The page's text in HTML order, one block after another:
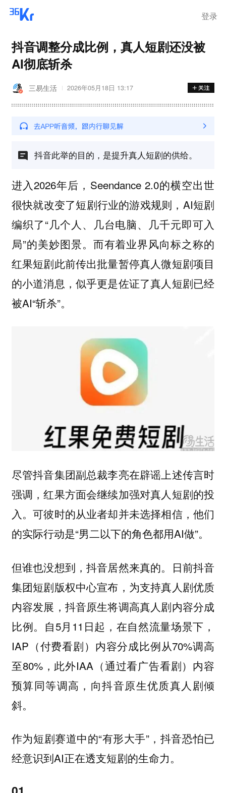
登录
抖音调整分成比例，真人短剧还没被
AI彻底斩杀
三易生活 2026年05月18日 13:17
抖音此举的目的，是提升真人短剧的供给。
进入2026年后，Seendance 2.0的横空出世
很快就改变了短剧行业的游戏规则，AI短剧
编织了“几个人、几台电脑、几千元即可入
局”的美妙图景。而有着业界风向标之称的
红果短剧此前传出批量暂停真人微短剧项目
的小道消息，似乎更是佐证了真人短剧已经
被AI“斩杀”。
尽管抖音集团副总裁李亮在辟谣上述传言时
强调，红果方面会继续加强对真人短剧的投
入。可彼时的从业者却并未选择相信，他们
的实际行动是“男二以下的角色都用AI做”。
但谁也没想到，抖音居然来真的。日前抖音
集团短剧版权中心宣布，为支持真人剧优质
内容发展，抖音原生将调高真人剧内容分成
比例。自5月11日起，在自然流量场景下，
IAP（付费看剧）内容分成比例从70%调高
至80%，此外IAA（通过看广告看剧）内容
预算同等调高，向抖音原生优质真人剧倾
斜。
作为短剧赛道中的“有形大手”，抖音恐怕已
经意识到AI正在透支短剧的生命力。